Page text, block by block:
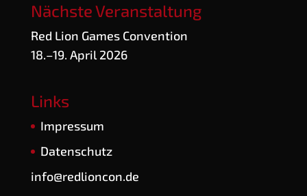
Nächste Veranstaltung
Red Lion Games Convention
18.–19. April 2026
Links
Impres­sum
Daten­schutz
info@redlioncon.de